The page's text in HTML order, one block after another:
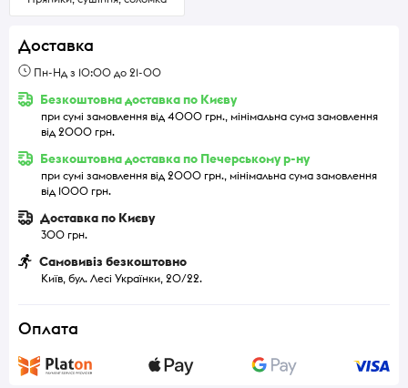
Доставка
Пн-Нд з 10:00 до 21-00
Безкоштовна доставка по Києву
при сумі замовлення від 4000 грн., мінімальна сума замовлення
від 2000 грн.
Безкоштовна доставка по Печерському р-ну
при сумі замовлення від 2000 грн., мінімальна сума замовлення
від 1000 грн.
Доставка по Києву
300 грн.
Самовивіз безкоштовно
Київ, бул. Лесі Українки, 20/22.
Оплата